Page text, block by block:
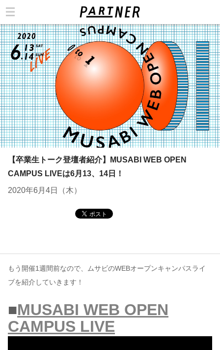
【卒業生トーク登壇者紹介】MUSABI WEB OPEN
CAMPUS LIVEは6月13、14日！
2020年6月4日（木）
もう開催1週間前なので、ムサビのWEBオープンキャンパスライ
ブを紹介していきます！
■MUSABI WEB OPEN
CAMPUS LIVE
カテゴリ
運営会社